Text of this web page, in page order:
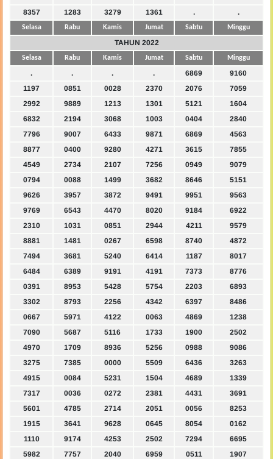
8357
1283 3279 1361 . .
Selasa Rabu Kamis Jumat Sabtu Minggu
TAHUN 2022
Selasa Rabu Kamis Jumat Sabtu Minggu
. . . . 6869
9160
1197
0851 0028 2370 2076
7059
2992
9889 1213 1301 5121
1604
6832
2194 3068 1003 0404
2840
7796
9007 6433 9871 6869
4563
8877
0400 9280 4271 3615
7855
4549
2734 2107 7256 0949
9079
0794
0088 1499 3682 8646
5151
9626
3957 3872 9491 9951
9563
9769
6543 4470 8020 9184
6922
2310
1031 0851 2944 4211
9579
8881
1481 0267 6598 8740
4872
7494
3681 5240 6414 1187
8017
6484
6389 9191 4191 7373
8776
0391
8953 5428 5754 2203
6893
3302
8793 2256 4342 6397
8486
0667
5971 4122 0063 4869
1238
7090
5687 5116 1733 1900
2502
4970
1709 8936 5256 0988
9086
3275
7385 0000 5509 6436
3263
4915
0084 5231 1504 4689
1339
7317
0036 0272 2381 4431
3691
5601
4785 2714 2051 0056
8253
1915
3641 9628 0645 8054
0162
1110
9174 4253 2502 7294
6695
5982
7757 2040 6959 0511
1907